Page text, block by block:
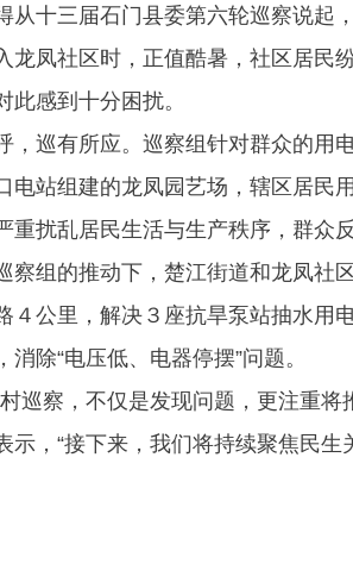
从十三届石门县委第六轮巡察说起
龙凤社区时，正值酷暑，社区居民
此感到十分困扰。
，巡有所应。巡察组针对群众的用
电站组建的龙凤园艺场，辖区居民
重扰乱居民生活与生产秩序，群众
察组的推动下，楚江街道和龙凤社
４公里，解决３座抗旱泵站抽水用
消除“电压低、电器停摆”问题。
巡察，不仅是发现问题，更注重
示，“接下来，我们将持续聚焦民